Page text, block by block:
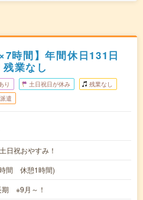
時間】年間休日131日
業なし
り 土日祝日が休み 残業なし
遣
日祝おやすみ！
間 休憩1時間)
期 ※9月～！